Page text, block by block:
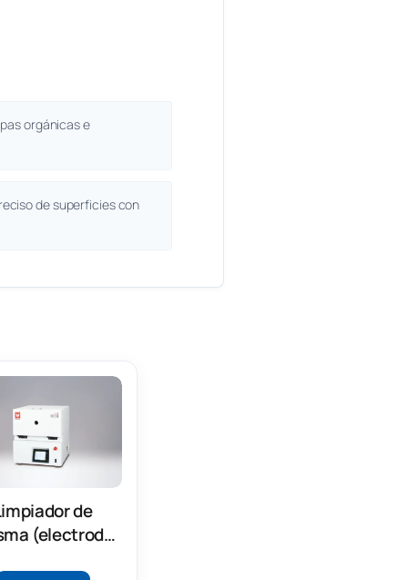
orgánicas e
de superficies con
de
(electrodo